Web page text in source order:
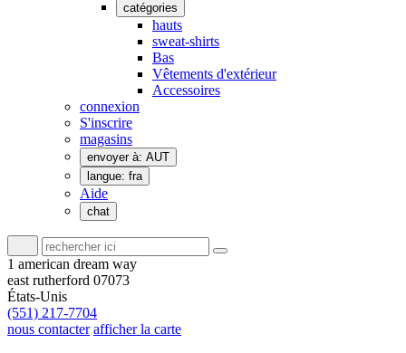
catégories
hauts
sweat-shirts
Bas
Vêtements d'extérieur
Accessoires
connexion
S'inscrire
magasins
envoyer à: AUT
langue: fra
Aide
chat
1 american dream way
east rutherford 07073
États-Unis
(551) 217-7704
nous contacter afficher la carte